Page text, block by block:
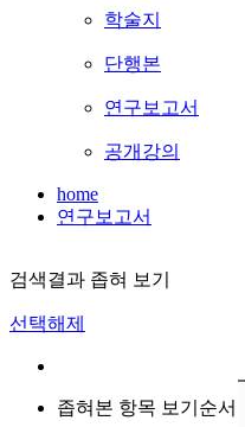
학술지
단행본
연구보고서
공개강의
home
연구보고서
검색결과 좁혀 보기
선택해제
좁혀본 항목 보기순서